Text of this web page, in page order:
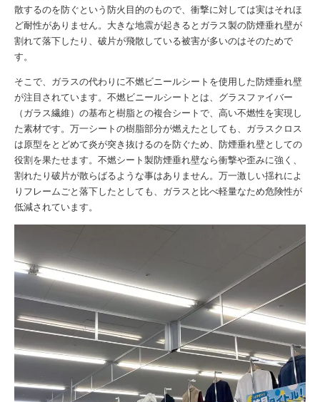
散するのを防ぐという防火目的のもので、衝撃に対しては実はそれほ
ど耐性がありません。大きな地震が起きるとガラス製の防煙垂れ壁が
割れて落下したり、破片が飛散している被害が多いのはそのためで
す。
そこで、ガラスの代わりに不燃ビニールシートを使用した防煙垂れ壁
が注目されています。不燃ビニールシートとは、グラスファイバー
（ガラス繊維）の基布と樹脂との複合シートで、高い不燃性を実現し
た素材です。万一シートの樹脂部分が燃えたとしても、ガラスクロス
は原型をとどめて炎が突き抜けるのを防ぐため、防煙垂れ壁としての
役割を果たせます。不燃シート製防煙垂れ壁なら衝撃や歪みに強く、
割れたり破片が散らばるような事はありません。万一激しい揺れによ
りフレームごと落下したとしても、ガラスと比べ軽量なため危険性が
低減されています。